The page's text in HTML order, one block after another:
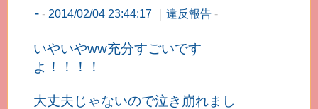
-- 2014/02/04 23:44:17 ｜ 違反報告 -
いやいやww充分すごいです
よ！！！！
大丈夫じゃないので泣き崩れまし